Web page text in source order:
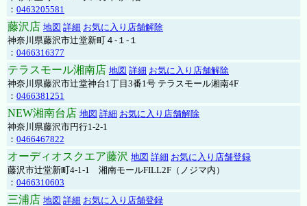
： 0463205581
藤沢店 地図 詳細 お気に入り店舗解除
神奈川県藤沢市辻堂新町４-１-１
： 0466316377
テラスモール湘南店 地図 詳細 お気に入り店舗解除
神奈川県藤沢市辻堂神台1丁目3番1号 テラスモール湘南4F
： 0466381251
NEW湘南台店 地図 詳細 お気に入り店舗解除
神奈川県藤沢市円行1-2-1
： 0466467822
オーディオスクエア藤沢 地図 詳細 お気に入り店舗登録
藤沢市辻堂新町4-1-1 湘南モールFILL2F（ノジマ内）
： 0466310603
三浦店 地図 詳細 お気に入り店舗登録